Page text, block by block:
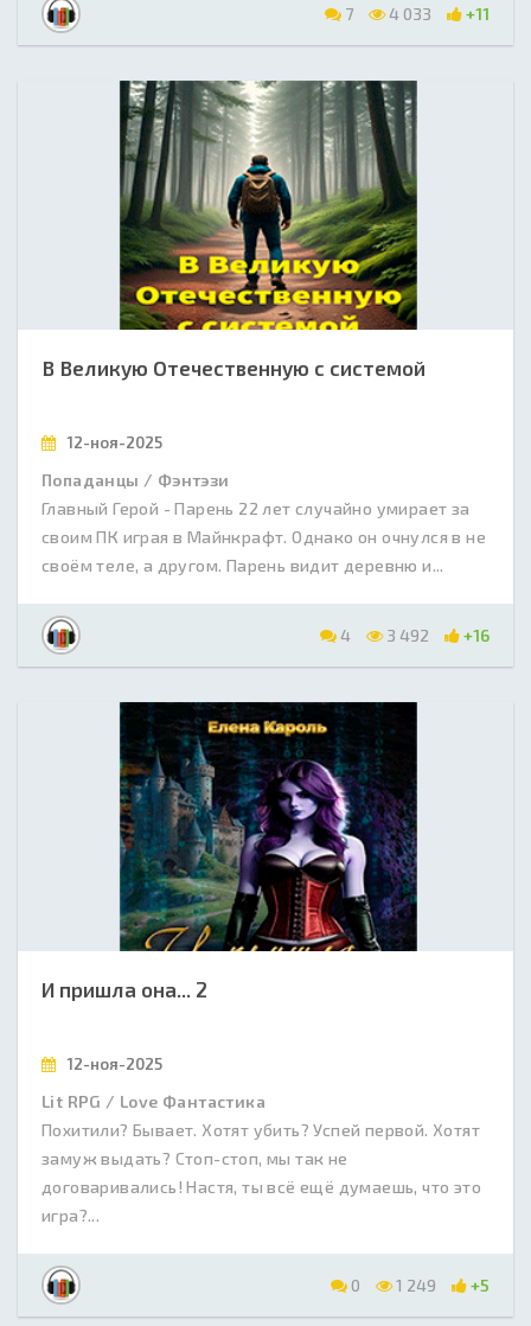
7 4 033 +11
В Великую Отечественную с системой
12-ноя-2025
Попаданцы / Фэнтэзи
Главный Герой - Парень 22 лет случайно умирает за
своим ПК играя в Майнкрафт. Однако он очнулся в не
своём теле, а другом. Парень видит деревню и...
4 3 492 +16
И пришла она... 2
12-ноя-2025
Lit RPG / Love Фантастика
Похитили? Бывает. Хотят убить? Успей первой. Хотят
замуж выдать? Стоп-стоп, мы так не
договаривались! Настя, ты всё ещё думаешь, что это
игра?...
0 1 249 +5